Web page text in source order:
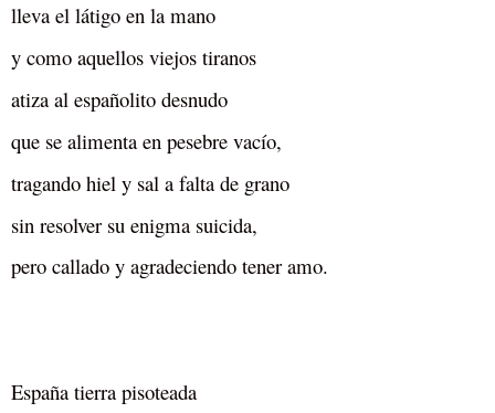
lleva el látigo en la mano
y como aquellos viejos tiranos
atiza al españolito desnudo
que se alimenta en pesebre vacío,
tragando hiel y sal a falta de grano
sin resolver su enigma suicida,
pero callado y agradeciendo tener amo.
España tierra pisoteada